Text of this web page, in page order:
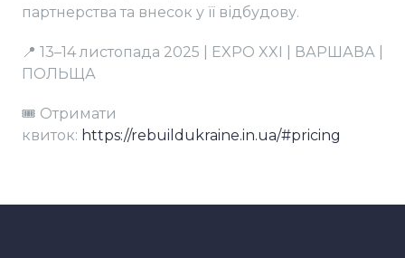
партнерства та внесок у її відбудову.
📍 13–14 листопада 2025 | EXPO XXI | ВАРШАВА |
ПОЛЬЩА
🎟️ Отримати
квиток: https://rebuildukraine.in.ua/#pricing